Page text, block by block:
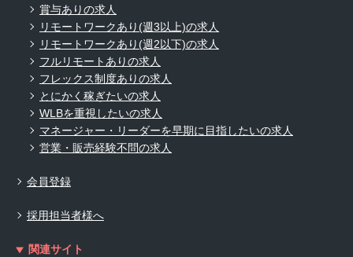
賞与ありの求人
リモートワークあり(週3以上)の求人
リモートワークあり(週2以下)の求人
フルリモートありの求人
フレックス制度ありの求人
とにかく稼ぎたいの求人
WLBを重視したいの求人
マネージャー・リーダーを早期に目指したいの求人
営業・販売経験不問の求人
会員登録
採用担当者様へ
関連サイト